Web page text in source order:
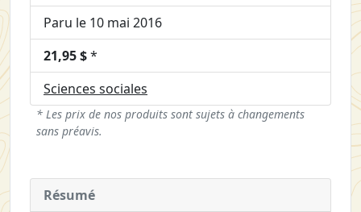
Paru le 10 mai 2016
21,95 $*
Sciences sociales
* Les prix de nos produits sont sujets à changements
sans préavis.
Résumé